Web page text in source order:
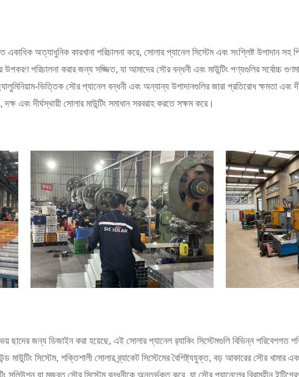
অত্যাধুনিক কারখানা পরিচালনা করে, সোলার প্যানেল সিস্টেম এবং সংশ্লিষ্ট উপাদান সহ
পরিচালনা করার জন্য সজ্জিত, যা আমাদের সৌর বন্ধনী এবং মাউন্টিং পণ্যগুলির সর্বোচ্চ
ভিত্তিক সৌর প্যানেল বন্ধনী এবং অন্যান্য উপাদানগুলির জারা প্রতিরোধ ক্ষমতা এবং
দক্ষ এবং দীর্ঘস্থায়ী সোলার মাউন্টিং সমাধান সরবরাহ করতে সক্ষম করে।
জন্য ডিজাইন করা হয়েছে, এই সোলার প্যানেল র‍্যাকিং সিস্টেমগুলি বিভিন্ন পরিবেশগত
মাউন্টিং সিস্টেম, শক্তিশালী সোলার ব্র্যাকেট সিস্টেমের বৈশিষ্ট্যযুক্ত, বড় আকারের সৌর